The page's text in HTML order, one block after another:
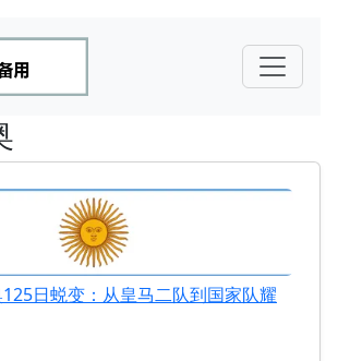
125日蜕变：从皇马二队到国家队耀